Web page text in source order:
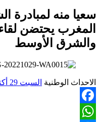
سعيا منه لمبادرة
المغرب يحتضن
والشرق الأوسط
الاحداث الوطنية السبت 29 أكتوبر 2022 - 2:13
Facebook